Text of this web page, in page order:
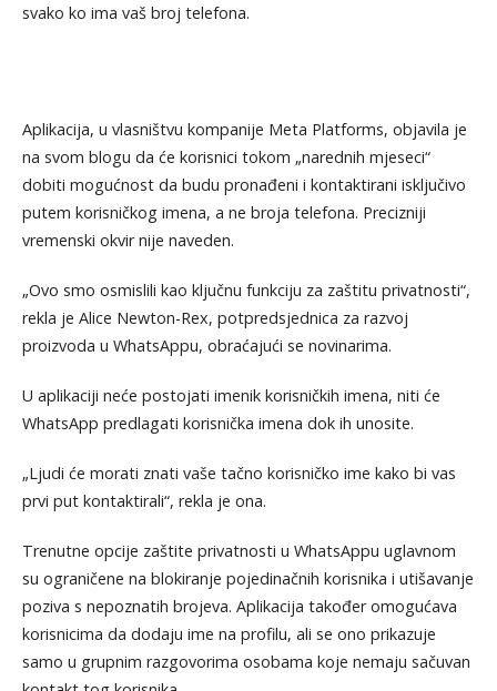
svako ko ima vaš broj telefona.
Aplikacija, u vlasništvu kompanije Meta Platforms, objavila je
na svom blogu da će korisnici tokom „narednih mjeseci“
dobiti mogućnost da budu pronađeni i kontaktirani isključivo
putem korisničkog imena, a ne broja telefona. Precizniji
vremenski okvir nije naveden.
„Ovo smo osmislili kao ključnu funkciju za zaštitu privatnosti“,
rekla je Alice Newton-Rex, potpredsjednica za razvoj
proizvoda u WhatsAppu, obraćajući se novinarima.
U aplikaciji neće postojati imenik korisničkih imena, niti će
WhatsApp predlagati korisnička imena dok ih unosite.
„Ljudi će morati znati vaše tačno korisničko ime kako bi vas
prvi put kontaktirali“, rekla je ona.
Trenutne opcije zaštite privatnosti u WhatsAppu uglavnom
su ograničene na blokiranje pojedinačnih korisnika i utišavanje
poziva s nepoznatih brojeva. Aplikacija također omogućava
korisnicima da dodaju ime na profilu, ali se ono prikazuje
samo u grupnim razgovorima osobama koje nemaju sačuvan